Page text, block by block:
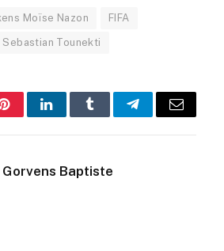
Moïse Nazon FIFA
Sebastian Tounekti
PinterestLinkedInTumblrTelegramEmail
Baptiste